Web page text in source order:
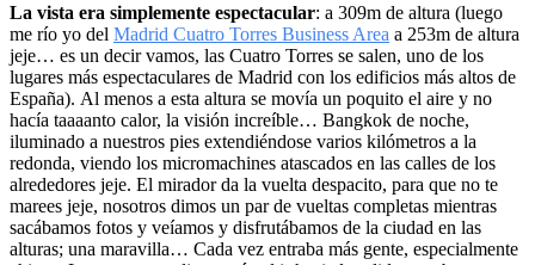
La vista era simplemente espectacular: a 309m de altura (luego
me río yo del Madrid Cuatro Torres Business Area a 253m de altura
jeje… es un decir vamos, las Cuatro Torres se salen, uno de los
lugares más espectaculares de Madrid con los edificios más altos de
España). Al menos a esta altura se movía un poquito el aire y no
hacía taaaanto calor, la visión increíble… Bangkok de noche,
iluminado a nuestros pies extendiéndose varios kilómetros a la
redonda, viendo los micromachines atascados en las calles de los
alrededores jeje. El mirador da la vuelta despacito, para que no te
marees jeje, nosotros dimos un par de vueltas completas mientras
sacábamos fotos y veíamos y disfrutábamos de la ciudad en las
alturas; una maravilla… Cada vez entraba más gente, especialmente